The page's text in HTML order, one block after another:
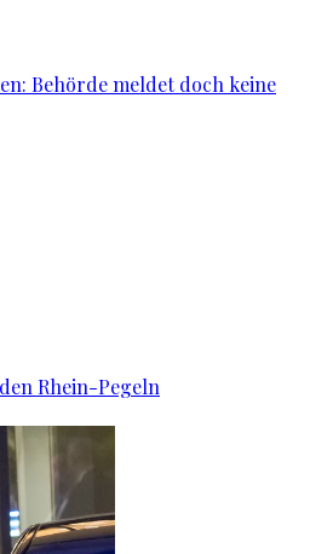
Behörde meldet doch keine
Rhein-Pegeln